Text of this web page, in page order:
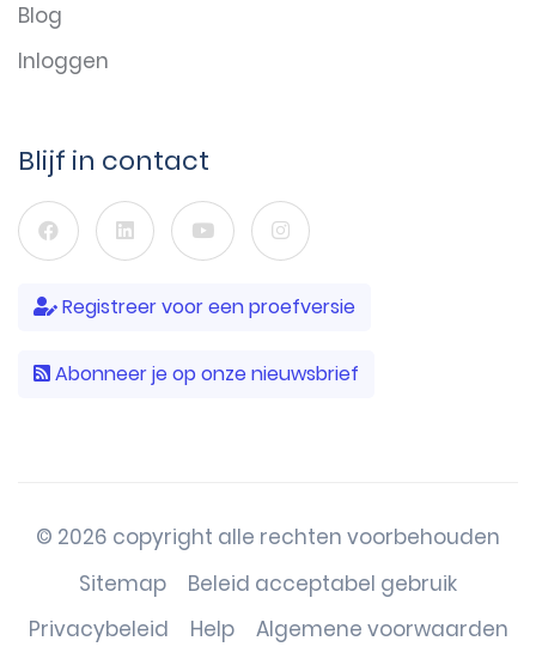
Blog
Inloggen
Blijf in contact
Registreer voor een proefversie
Abonneer je op onze nieuwsbrief
© 2026 copyright alle rechten voorbehouden
Sitemap
Beleid acceptabel gebruik
Privacybeleid
Help Algemene voorwaarden